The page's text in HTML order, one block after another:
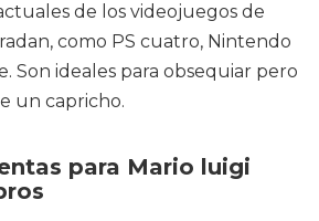
de los videojuegos de
como PS cuatro, Nintendo
Son ideales para obsequiar pero
un capricho.
para Mario luigi